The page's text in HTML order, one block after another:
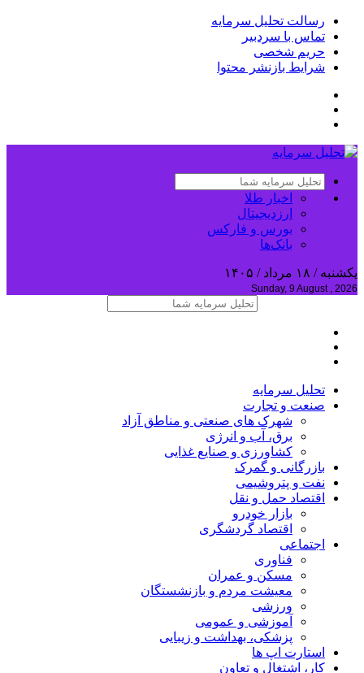
رسالت تحلیل سرمایه
تماس با سردبیر
حریم شخصی
شرایط بازنشر محتوا
اخبار طلا
ارزدیجیتال
بورس و فارکس
بانک‌ها
یکشنبه / ۱۸ مرداد / ۱۴۰۵
Sunday, 9 August , 2026
تحلیل‌ سرمایه
صنعت و تجارت
شهرک های صنعتی و مناطق آزاد
برق، آب و انرژی
کشاورزی و صنایع غذایی
بازرگانی و گمرک
نفت و پتروشیمی
اقتصاد حمل و نقل
بازار خودرو
اقتصاد گردشگری
اجتماعی
فناوری
مسکن و عمران
معیشت مردم و بازنشستگان
ورزشی
آموزشی و عمومی
پزشکی، بهداشت و زیبایی
استارت اپ ها
کار، اشتغال و تعاون